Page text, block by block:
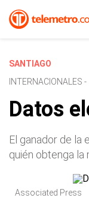
SANTIAGO
INTERNACIONALES -
Datos
El ganador de la
quién obtenga la
Associated Press